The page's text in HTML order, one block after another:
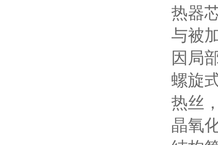
热器
与被
因局
螺旋
热丝
晶氧